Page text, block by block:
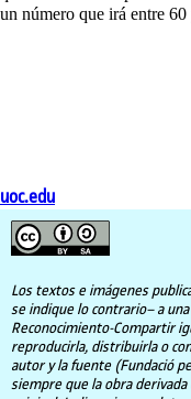
un número que irá entre
uoc.edu
Los textos e imágenes
se indique lo contrario– a
Reconocimiento-Compartir
reproducirla, distribuirla o
autor y la fuente (Fundació
siempre que la obra derivada